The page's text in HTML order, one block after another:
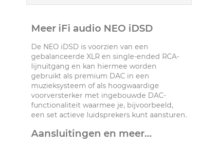
Meer iFi audio NEO iDSD
De NEO iDSD is voorzien van een
gebalanceerde XLR en single-ended RCA-
lijnuitgang en kan hiermee worden
gebruikt als premium DAC in een
muzieksysteem of als hoogwaardige
voorversterker met ingebouwde DAC-
functionaliteit waarmee je, bijvoorbeeld,
een set actieve luidsprekers kunt aansturen.
Aansluitingen en meer...